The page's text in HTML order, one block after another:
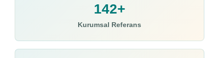
142+
Kurumsal Referans